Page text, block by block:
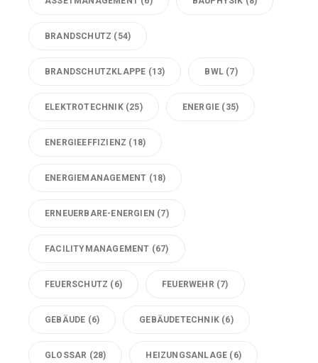
BRANDSCHUTZ (54)
BRANDSCHUTZKLAPPE (13) BWL (7)
ELEKTROTECHNIK(25) ENERGIE (35)
ENERGIEEFFIZIENZ (18)
ENERGIEMANAGEMENT (18)
ERNEUERBARE-ENERGIEN (7)
FACILITYMANAGEMENT (67)
FEUERSCHUTZ (6) FEUERWEHR (7)
GEBÄUDE (6) GEBÄUDETECHNIK (6)
GLOSSAR (28) HEIZUNGSANLAGE (6)